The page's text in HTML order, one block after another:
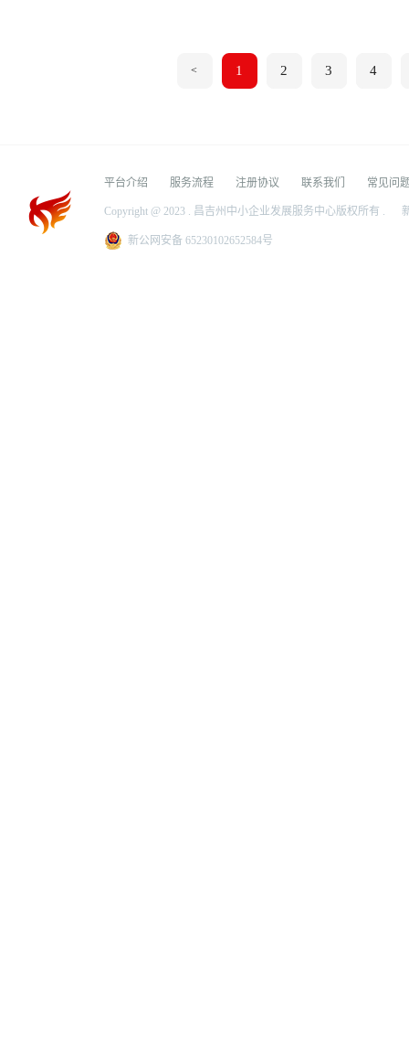
1 2 3 4
<
平台介绍 服务流程 注册协议 联系我们 常见问
Copyright @ 2023 . 昌吉州中小企业发展服务中心版权所有 .
新公网安备 65230102652584号